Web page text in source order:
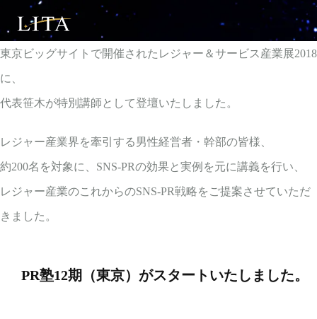
東京ビッグサイトで開催されたレジャー＆サービス産業展2018
に、
代表笹木が特別講師として登壇いたしました。
レジャー産業界を牽引する男性経営者・幹部の皆様、
約200名を対象に、SNS-PRの効果と実例を元に講義を行い、
レジャー産業のこれからのSNS-PR戦略をご提案させていただ
きました。
投PR塾12期（東京）がスタートいたしました。